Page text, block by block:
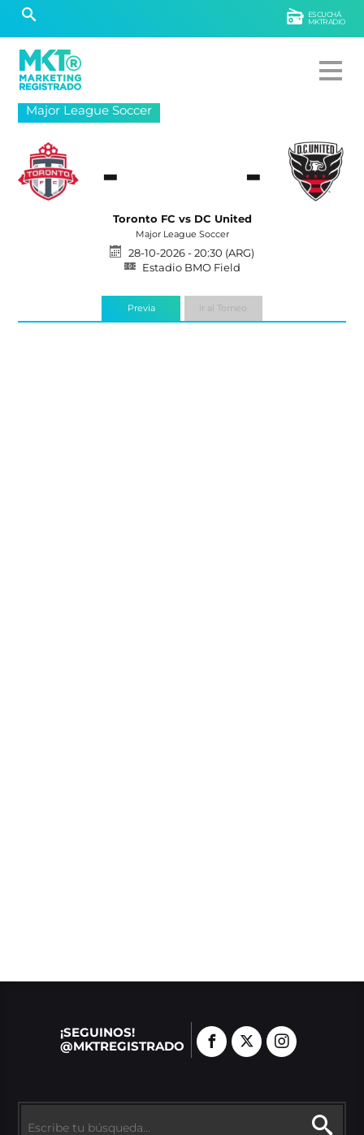
ESCUCHÁ
MKTRADIO
Major League Soccer
- -
Toronto FC vs DC United
Major League Soccer
28-10-2026 - 20:30 (ARG)
Estadio BMO Field
Previa Ir al Torneo
¡SEGUINOS!
@MKTREGISTRADO